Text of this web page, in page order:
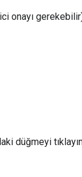
onayı
düğmeyi